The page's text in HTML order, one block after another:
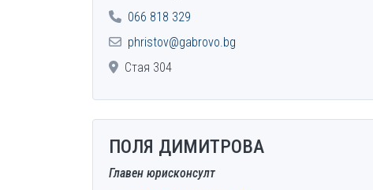
066 818 329
phristov@gabrovo.bg
Стая 304
ПОЛЯ ДИМИТРОВА
Главен юрисконсулт